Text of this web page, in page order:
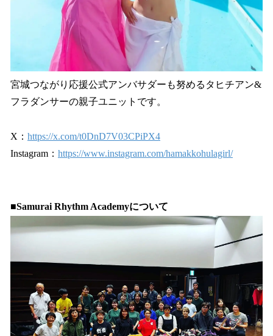
宮城つながり応援公式アンバサダーも努めるタヒチアン&
フラダンサーの親子ユニットです。
X： https://x.com/t0DnD7V03CPiPX4
Instagram： https://www.instagram.com/hamakkohulagirl/
■Samurai Rhythm Academyについて